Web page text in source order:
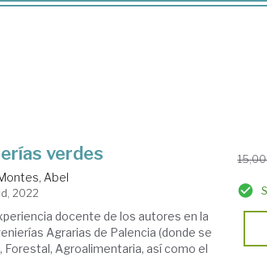
verdes
Abel
2022
docente de los autores en la
Agrarias de Palencia (donde se
Agroalimentaria, así como el